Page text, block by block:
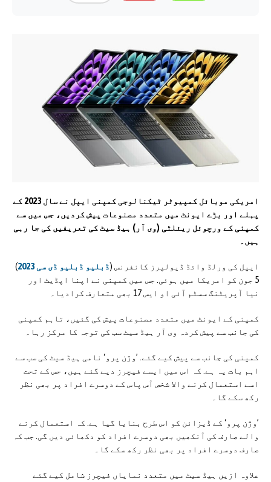
امریکی موبائل کمپیوٹر ٹیکنالوجی کمپنی ایپل نے سال 2023 کے
پہلے اور بڑے ایونٹ میں متعدد مصنوعات پیش کردیں، جس میں سے
کمپنی کے ورچوئل ریئلٹی (وی آر) ہیڈ سیٹ کی تعریفیں کی جا رہی
ہیں۔
ایپل کی ورلڈ وائڈ ڈیولپرز کانفرنس (ڈبلیو ڈبلیو ڈی سی 2023
)
5 جون کو امریکا میں ہوئی. جس میں کمپنی نے اپنا اپڈیٹ اور
نیا آپریٹنگ سسٹم آئی او ایس 17 بھی متعارف کرادیا۔
کمپنی کے ایونٹ میں متعدد مصنوعات پیش کی گئیں، تاہم کمپنی
کی جانب سے پیش کردہ وی آر ہیڈ سیٹ سب کی توجہ کا مرکز رہا۔
کمپنی کی جانب سے پیش کیے گئے. ’وژن پرو‘ نامی ہیڈ سیٹ کی سب سے
اہم بات یہ ہے. کہ اس میں ایسے فیچرز دیے گئے ہیں، جس کے تحت
اسے استعمال کرنے والا شخص آس پاس کے دوسرے افراد پر بھی نظر
رکھ سکے گا۔
’وژن پرو‘ کے ڈیزائن کو اس طرح بنایا گیا ہے. کہ استعمال کرنے
والے صارف کی آنکھیں بھی دوسرے افراد کو دکھائی دیں گی. جب کہ
صارف دوسرے افراد پر بھی نظر رکھ سکے گا۔
علاوہ ازیں ہیڈ سیٹ میں متعدد نمایاں فیچرز شامل کیے گئے